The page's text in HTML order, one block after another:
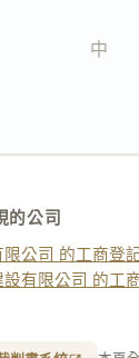
中　
的公司
公司 的工商登
有限公司 的工